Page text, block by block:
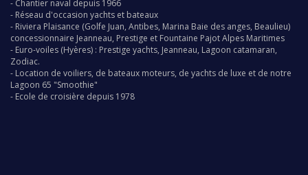
- Chantier naval depuis 1966
- Réseau d'occasion yachts et bateaux
- Riviera Plaisance (Golfe Juan, Antibes, Marina Baie des anges, Beaulieu)
concessionnaire Jeanneau, Prestige et Fountaine PajotAlpes Maritimes
- Euro-voiles (Hyères) : Prestige yachts, Jeanneau, Lagoon catamaran,
Zodiac.
- Location de voiliers, de bateaux moteurs, de yachts de luxe et de notre
Lagoon 65 "Smoothie"
- Ecole de croisière depuis 1978